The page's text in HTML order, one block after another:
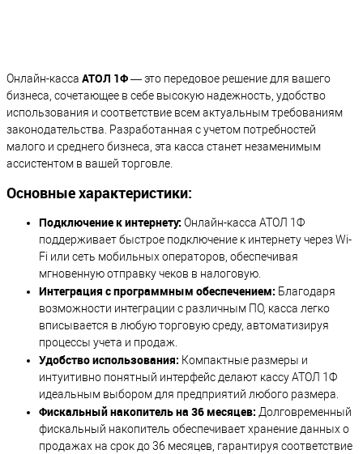
Онлайн-касса АТОЛ 1Ф— это передовое решение для вашего
бизнеса, сочетающее в себе высокую надежность, удобство
использования и соответствие всем актуальным требованиям
законодательства. Разработанная с учетом потребностей
малого и среднего бизнеса, эта касса станет незаменимым
ассистентом в вашей торговле.
Основные характеристики:
Подключение к интернету: Онлайн-касса АТОЛ 1Ф
поддерживает быстрое подключение к интернету через Wi-
Fi или сеть мобильных операторов, обеспечивая
мгновенную отправку чеков в налоговую.
Интеграция с программным обеспечением: Благодаря
возможности интеграции с различным ПО, касса легко
вписывается в любую торговую среду, автоматизируя
процессы учета и продаж.
Удобство использования: Компактные размеры и
интуитивно понятный интерфейс делают кассу АТОЛ 1Ф
идеальным выбором для предприятий любого размера.
Фискальный накопитель на 36 месяцев: Долговременный
фискальный накопитель обеспечивает хранение данных о
продажах на срок до 36 месяцев, гарантируя соответствие